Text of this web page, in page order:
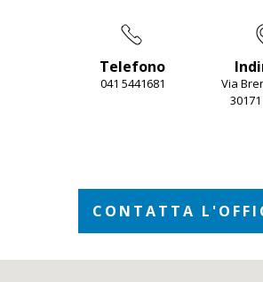
Telefono
041 5441681
Via
CONTATTA